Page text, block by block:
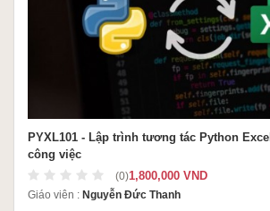
PYXL101 - Lập trình tương tác Python
công việc
(0)1,800,000 VND
Giáo viên : Nguyễn Đức Thanh